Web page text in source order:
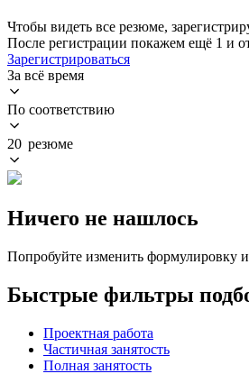
Чтобы видеть все резюме,
После регистрации покажем ещё 1 и
Зарегистрироваться
За всё время
По соответствию
20 резюме
Ничего не нашлось
Попробуйте изменить формулировку
Быстрые фильтры
Проектная работа
Частичная занятость
Полная занятость